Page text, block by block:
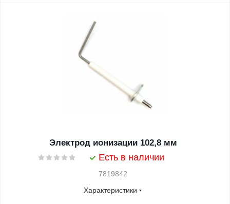
Электрод ионизации 102,8 мм
Есть в наличии
7819842
Характеристики